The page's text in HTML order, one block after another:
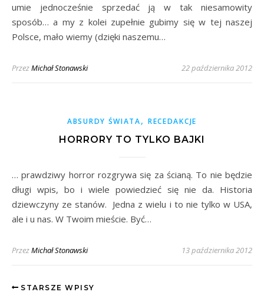
umie jednocześnie sprzedać ją w tak niesamowity
sposób… a my z kolei zupełnie gubimy się w tej naszej
Polsce, mało wiemy (dzięki naszemu…
PrzezMichał Stonawski 22 października 2012
ABSURDY ŚWIATA, RECEDAKCJE
HORRORY TO TYLKO BAJKI
… prawdziwy horror rozgrywa się za ścianą. To nie będzie
długi wpis, bo i wiele powiedzieć się nie da. Historia
dziewczyny ze stanów. Jedna z wielu i to nie tylko w USA,
ale i u nas. W Twoim mieście. Być…
PrzezMichał Stonawski 13 października 2012
STARSZE WPISY